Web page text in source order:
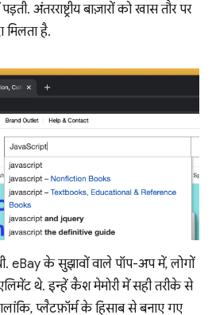
अंतरराष्ट्रीय बाज़ारों को खास तौर पर
मिलता है.
eBay के सुझावों वाले पॉप-अप में, लोगों
थे. इन्हें कैश मेमोरी में सही तरीके से
प्लैटफ़ॉर्म के हिसाब से बनाए गए